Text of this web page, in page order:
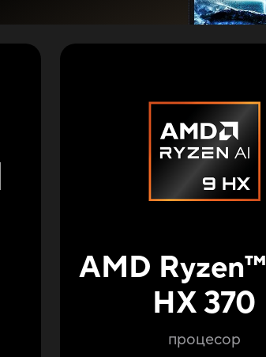
AMD Ryzen™
HX 370
процесор